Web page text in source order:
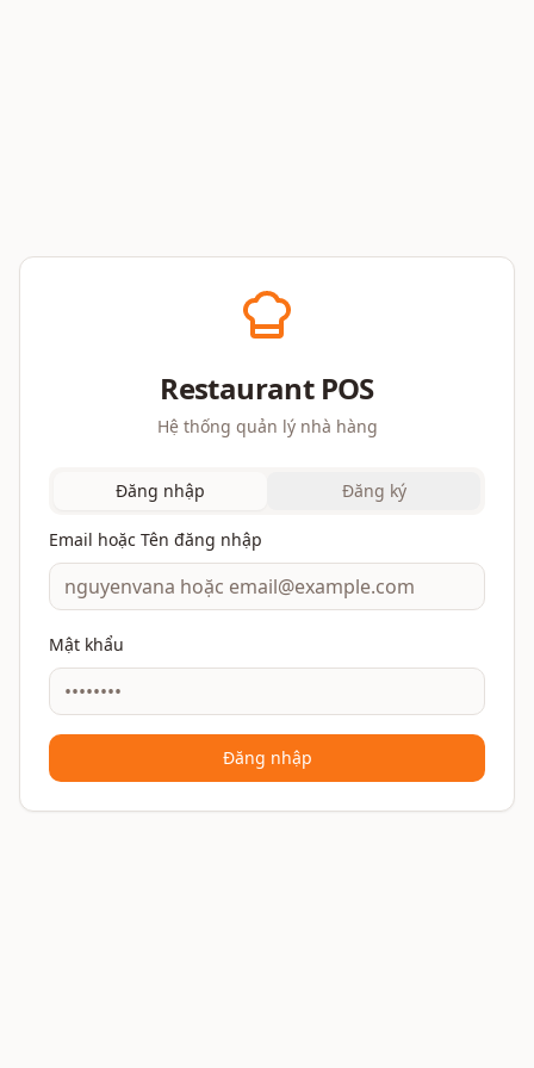
Restaurant POS
Hệ thống quản lý nhà hàng
Đăng nhập Đăng ký
Email hoặc Tên đăng nhập
Mật khẩu
Đăng nhập